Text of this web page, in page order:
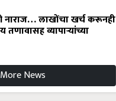
नाराज… लाखोंचा खर्च करूनही
तणावासह व्यापाऱ्यांच्या
More News